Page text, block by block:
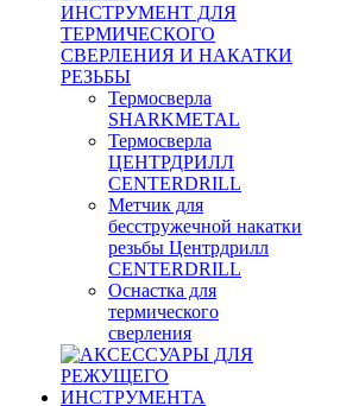
ИНСТРУМЕНТ ДЛЯ
ТЕРМИЧЕСКОГО
СВЕРЛЕНИЯ И НАКАТКИ
РЕЗЬБЫ
Термосверла
SHARKMETAL
Термосверла
ЦЕНТРДРИЛЛ
CENTERDRILL
Метчик для
бесстружечной накатки
резьбы Центрдрилл
CENTERDRILL
Оснастка для
термического
сверления